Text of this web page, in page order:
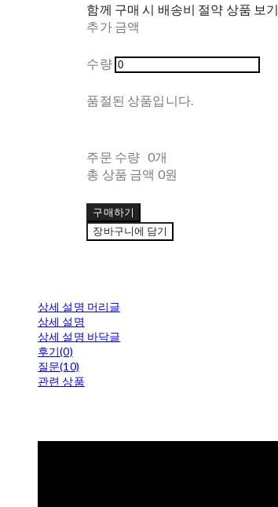
함께 구매 시 배송비 절약 상품 보기
추가 금액
수량
품절된 상품입니다.
주문 수량 0개
총 상품 금액 0원
구매하기
장바구니에 담기
상세 설명 머리글
상세 설명
상세 설명 바닥글
후기(0)
질문(10)
관련 상품